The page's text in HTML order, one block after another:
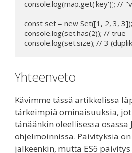
console.log(map.get('key')); //
const set = new Set([1, 2, 3, 3]);
console.log(set.has(2)); // true
console.log(set.size); // 3
Yhteenveto
Kävimme tässä artikkelissa
tärkeimpiä ominaisuuksia,
tänäänkin oleellisessa osassa
ohjelmoinnissa. Päivityksiä
jälkeenkin, mutta ES6